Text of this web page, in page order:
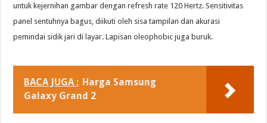
untuk kejernihan gambar dengan refresh rate 120 Hertz. Sensitivitas
panel sentuhnya bagus, diikuti oleh sisa tampilan dan akurasi
pemindai sidik jari di layar. Lapisan oleophobic juga buruk.
BACA JUGA : Harga Samsung
Galaxy Grand 2